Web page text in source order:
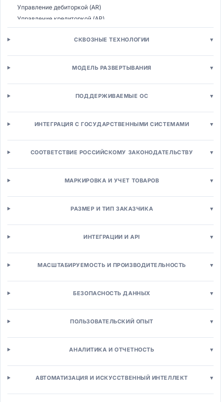
Управление дебиторкой (AR)
Управление кредиторкой (AP)
Казначейство
Бюджетирование (CPM)
Консолидация МСФО
Электронные закупки (E-procurement)
Электронные аукционы (E-sourcing)
Производство и логистика
MES-системы
Расширенное планирование (APS)
Управление запасами
Управление активами (EAM)
Техническое обслуживание
Сервисное обслуживание (FSM)
Бизнес-процессы (BPM)
Workflow-системы
Low-code платформы
Продажи и маркетинг
Автоматизация продаж (SFA)
СКВОЗНЫЕ ТЕХНОЛОГИИ ▾
МОДЕЛЬ РАЗВЕРТЫВАНИЯ ▾
ПОДДЕРЖИВАЕМЫЕ ОС ▾
ИНТЕГРАЦИЯ С ГОСУДАРСТВЕННЫМИ СИСТЕМАМИ ▾
СООТВЕТСТВИЕ РОССИЙСКОМУ ЗАКОНОДАТЕЛЬСТВУ ▾
МАРКИРОВКА И УЧЕТ ТОВАРОВ ▾
РАЗМЕР И ТИП ЗАКАЗЧИКА ▾
ИНТЕГРАЦИИ И API ▾
МАСШТАБИРУЕМОСТЬ И ПРОИЗВОДИТЕЛЬНОСТЬ ▾
БЕЗОПАСНОСТЬ ДАННЫХ ▾
ПОЛЬЗОВАТЕЛЬСКИЙ ОПЫТ ▾
АНАЛИТИКА И ОТЧЕТНОСТЬ ▾
АВТОМАТИЗАЦИЯ И ИСКУССТВЕННЫЙ ИНТЕЛЛЕКТ ▾